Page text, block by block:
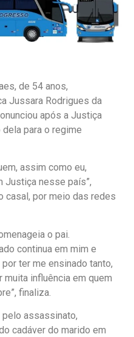
de 54 anos,
Jussara Rodrigues da
após a Justiça
para o regime
assim como eu,
Justiça nesse país”,
casal, por meio das redes
o pai.
continua em mim e
ter me ensinado tanto,
influência em quem
finaliza.
assassinato,
cadáver do marido em